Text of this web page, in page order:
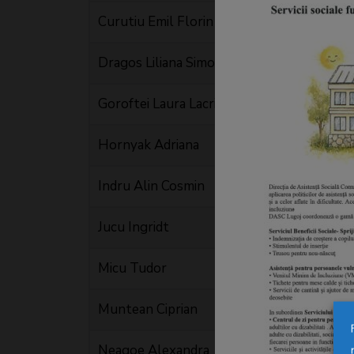
Curutiu Emil Florin
Dragos Liliana Simona
Goroftei Laura Lacrimioara
Hornyak Adriana
Indru Alin Cosmin
Jucu Ingridt
Micu Tudor
Muntean Ciprian